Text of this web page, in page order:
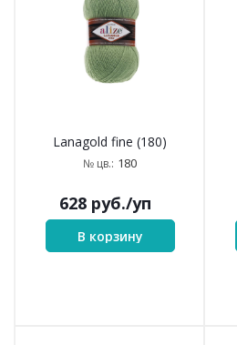
Lanagold fine (180)
№ цв.: 180
628 руб./уп
В корзину